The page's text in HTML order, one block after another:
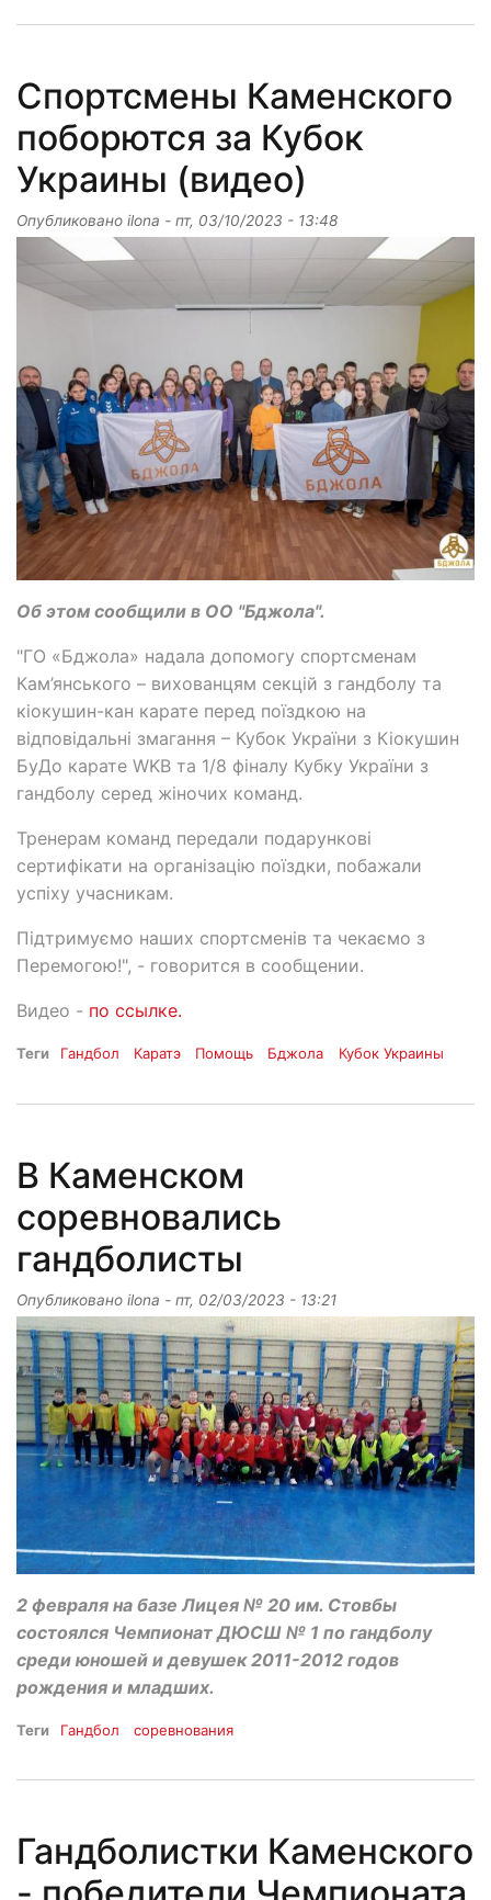
Спортсмены Каменского
поборются за Кубок
Украины (видео)
Опубликовано ilona - пт, 03/10/2023 - 13:48
Об этом сообщили в ОО "Бджола".
"ГО «Бджола» надала допомогу спортсменам
Кам’янського – вихованцям секцій з гандболу та
кіокушин-кан карате перед поїздкою на
відповідальні змагання – Кубок України з Кіокушин
БуДо карате WKB та 1/8 фіналу Кубку України з
гандболу серед жіночих команд.
Тренерам команд передали подарункові
сертифікати на організацію поїздки, побажали
успіху учасникам.
Підтримуємо наших спортсменів та чекаємо з
Перемогою!", - говорится в сообщении.
Видео - по ссылке.
Теги Гандбол Каратэ Помощь Бджола Кубок Украины
В Каменском
соревновались
гандболисты
Опубликовано ilona - пт, 02/03/2023 - 13:21
2 февраля на базе Лицея № 20 им. Стовбы
состоялся Чемпионат ДЮСШ № 1 по гандболу
среди юношей и девушек 2011-2012 годов
рождения и младших.
Теги Гандбол соревнования
Гандболистки Каменского